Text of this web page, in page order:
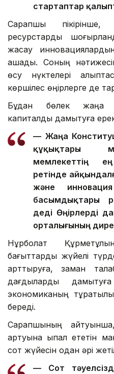
стартаптар
Сарапшы пікірінше,
ресурстарды
жасау
ашады. Соның
өсу нүктелері
көршілес өңірлерге де
Бұдан бөлек жаңа
капиталды дамытуға
— Жаңа
құқықтары
мемлекеттің
ретінде
және
басымдықтары
деді Өңірлерді
орталығының
Нұрболат
бағыттарды жүйелі
арттыруға, заман
дағдыларды
экономиканың
береді.
Сарапшының айтуынша,
артуына ықпал ететін
сот жүйесін одан әрі
— Сот